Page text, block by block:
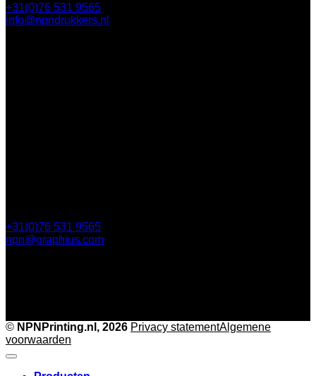
+31(0)76 531 9565
info@npndrukkers.nl
+31(0)76 531 9565
npn@graphius.com
© NPNPrinting.nl, 2026 Privacy statementAlgemene
voorwaarden